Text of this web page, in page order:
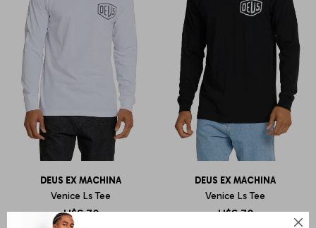

DEUS EX MACHINA
Venice Ls Tee
U$S 70
DEUS EX MACHINA
Venice Ls Tee
U$S 70